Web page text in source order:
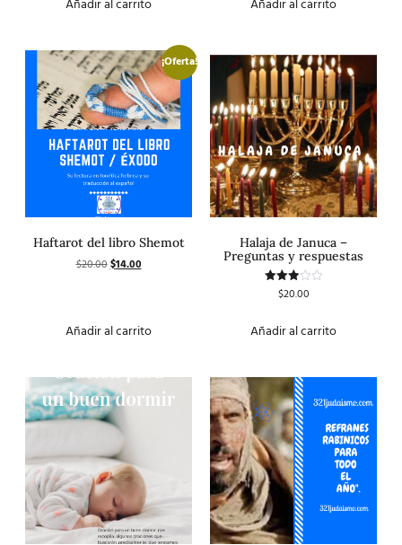
Añadir al carrito Añadir al carrito
¡Oferta!
Haftarot del libro Shemot
$20.00$14.00
Añadir al carrito
Halaja de Januca –
Preguntas y respuestas
Valorado
con
$20.00
Añadir al carrito